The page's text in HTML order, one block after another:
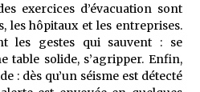
exercices d’évacuation sont
les hôpitaux et les entreprises.
les gestes qui sauvent : se
table solide, s’agripper. Enfin,
: dès qu’un séisme est détecté